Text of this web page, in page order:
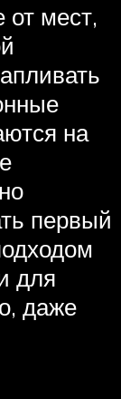
от мест,
на
первый
для
даже